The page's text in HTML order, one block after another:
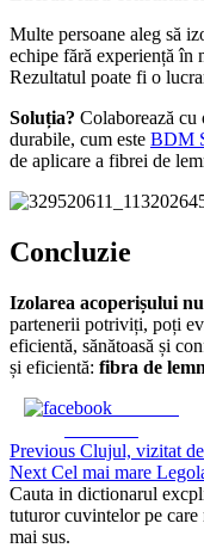
Multe persoane aleg să
echipe fără experiență în
Rezultatul poate fi o
Soluția? Colaborează cu
durabile, cum este BDM
de aplicare a fibrei de
Concluzie
Izolarea acoperișului
partenerii potriviți, poți
eficientă, sănătoasă și
și eficientă: fibra de
Continue
Reading
Previous Clujul, vizitat
Next Cel mai mare
Cauta in dictionarul
tuturor cuvintelor pe
mai sus.